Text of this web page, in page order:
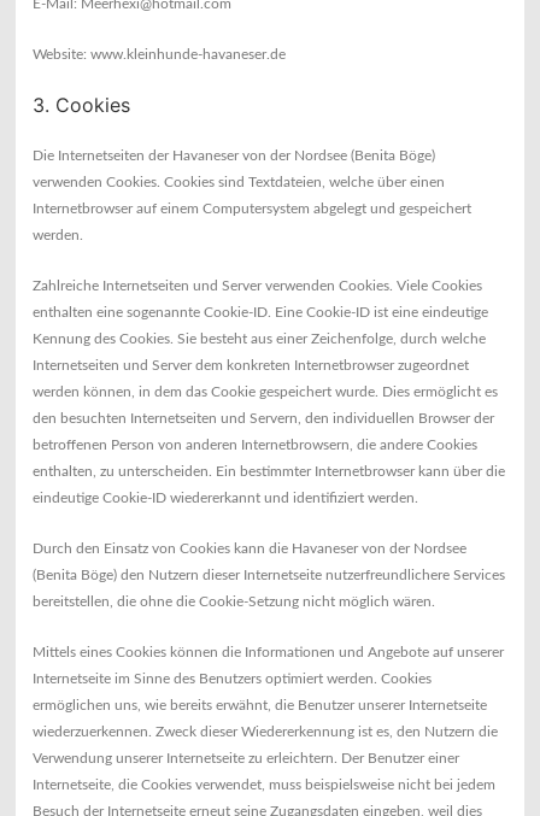
E-Mail: Meerhexi@hotmail.com
Website: www.kleinhunde-havaneser.de
3. Cookies
Die Internetseiten der Havaneser von der Nordsee (Benita Böge)
verwenden Cookies. Cookies sind Textdateien, welche über einen
Internetbrowser auf einem Computersystem abgelegt und gespeichert
werden.
Zahlreiche Internetseiten und Server verwenden Cookies. Viele Cookies
enthalten eine sogenannte Cookie-ID. Eine Cookie-ID ist eine eindeutige
Kennung des Cookies. Sie besteht aus einer Zeichenfolge, durch welche
Internetseiten und Server dem konkreten Internetbrowser zugeordnet
werden können, in dem das Cookie gespeichert wurde. Dies ermöglicht es
den besuchten Internetseiten und Servern, den individuellen Browser der
betroffenen Person von anderen Internetbrowsern, die andere Cookies
enthalten, zu unterscheiden. Ein bestimmter Internetbrowser kann über die
eindeutige Cookie-ID wiedererkannt und identifiziert werden.
Durch den Einsatz von Cookies kann die Havaneser von der Nordsee
(Benita Böge) den Nutzern dieser Internetseite nutzerfreundlichere Services
bereitstellen, die ohne die Cookie-Setzung nicht möglich wären.
Mittels eines Cookies können die Informationen und Angebote auf unserer
Internetseite im Sinne des Benutzers optimiert werden. Cookies
ermöglichen uns, wie bereits erwähnt, die Benutzer unserer Internetseite
wiederzuerkennen. Zweck dieser Wiedererkennung ist es, den Nutzern die
Verwendung unserer Internetseite zu erleichtern. Der Benutzer einer
Internetseite, die Cookies verwendet, muss beispielsweise nicht bei jedem
Besuch der Internetseite erneut seine Zugangsdaten eingeben, weil dies